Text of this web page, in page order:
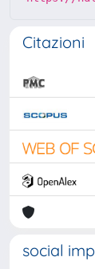
Citazioni
social